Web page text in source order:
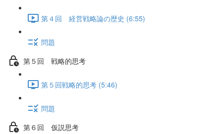
第４回 経営戦略論の歴史 (6:55)
問題
第５回 戦略的思考
第５回戦略的思考 (5:46)
問題
第６回 仮説思考